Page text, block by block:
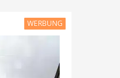
WERBUNG